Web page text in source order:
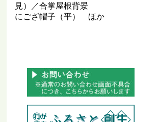
見）／合掌屋根背景
にござ帽子（平） ほか